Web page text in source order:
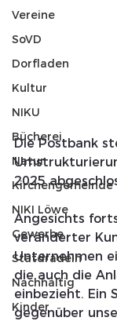
Vereine
SoVD
Dorfladen
Kultur
NIKU
Bücherei
Natur
Kirchengemeinde
NIKI Löwe
Gewerbe
Statdradeln
Nachhaltig
Kinder
Die Postbank
2025
Angesichts
veränderter
Unternehmen
die auch die
einbezieht. Ein
gegenüber